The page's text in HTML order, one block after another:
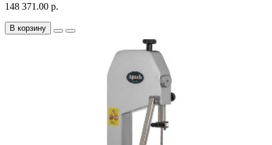
148 371.00 р.
В корзину